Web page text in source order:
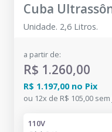
Cuba
Unidade. 2,6 Litros.
a partir de:
R$ 1.260,00
R$ 1.197,00 no Pix
ou 12x de R$ 105,00
110V